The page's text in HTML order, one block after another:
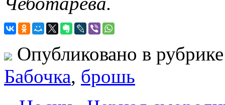
Опубликовано в
Бабочка, брошь